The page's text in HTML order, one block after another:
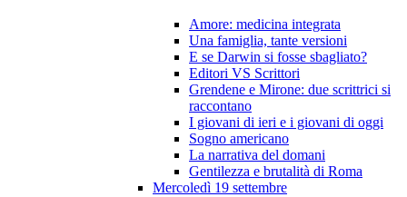
Amore: medicina integrata
Una famiglia, tante versioni
E se Darwin si fosse sbagliato?
Editori VS Scrittori
Grendene e Mirone: due scrittrici si
raccontano
I giovani di ieri e i giovani di oggi
Sogno americano
La narrativa del domani
Gentilezza e brutalità di Roma
Mercoledì 19 settembre